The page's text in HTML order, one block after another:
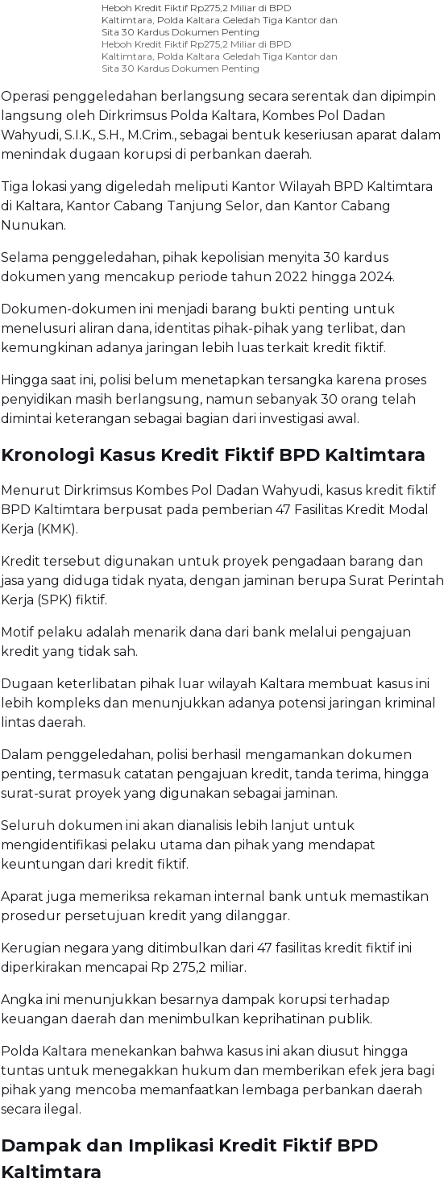
Heboh Kredit Fiktif Rp275,2 Miliar di BPD
Kaltimtara, Polda Kaltara Geledah Tiga Kantor dan
Sita 30 Kardus Dokumen Penting
Heboh Kredit Fiktif Rp275,2 Miliar di BPD
Kaltimtara, Polda Kaltara Geledah Tiga Kantor dan
Sita 30 Kardus Dokumen Penting
Operasi penggeledahan berlangsung secara serentak dan dipimpin
langsung oleh Dirkrimsus Polda Kaltara, Kombes Pol Dadan
Wahyudi, S.I.K., S.H., M.Crim., sebagai bentuk keseriusan aparat dalam
menindak dugaan korupsi di perbankan daerah.
Tiga lokasi yang digeledah meliputi Kantor Wilayah BPD Kaltimtara
di Kaltara, Kantor Cabang Tanjung Selor, dan Kantor Cabang
Nunukan.
Selama penggeledahan, pihak kepolisian menyita 30 kardus
dokumen yang mencakup periode tahun 2022 hingga 2024.
Dokumen-dokumen ini menjadi barang bukti penting untuk
menelusuri aliran dana, identitas pihak-pihak yang terlibat, dan
kemungkinan adanya jaringan lebih luas terkait kredit fiktif.
Hingga saat ini, polisi belum menetapkan tersangka karena proses
penyidikan masih berlangsung, namun sebanyak 30 orang telah
dimintai keterangan sebagai bagian dari investigasi awal.
Kronologi Kasus Kredit Fiktif BPD Kaltimtara
Menurut Dirkrimsus Kombes Pol Dadan Wahyudi, kasus kredit fiktif
BPD Kaltimtara berpusat pada pemberian 47 Fasilitas Kredit Modal
Kerja (KMK).
Kredit tersebut digunakan untuk proyek pengadaan barang dan
jasa yang diduga tidak nyata, dengan jaminan berupa Surat Perintah
Kerja (SPK) fiktif.
Motif pelaku adalah menarik dana dari bank melalui pengajuan
kredit yang tidak sah.
Dugaan keterlibatan pihak luar wilayah Kaltara membuat kasus ini
lebih kompleks dan menunjukkan adanya potensi jaringan kriminal
lintas daerah.
Dalam penggeledahan, polisi berhasil mengamankan dokumen
penting, termasuk catatan pengajuan kredit, tanda terima, hingga
surat-surat proyek yang digunakan sebagai jaminan.
Seluruh dokumen ini akan dianalisis lebih lanjut untuk
mengidentifikasi pelaku utama dan pihak yang mendapat
keuntungan dari kredit fiktif.
Aparat juga memeriksa rekaman internal bank untuk memastikan
prosedur persetujuan kredit yang dilanggar.
Kerugian negara yang ditimbulkan dari 47 fasilitas kredit fiktif ini
diperkirakan mencapai Rp 275,2 miliar.
Angka ini menunjukkan besarnya dampak korupsi terhadap
keuangan daerah dan menimbulkan keprihatinan publik.
Polda Kaltara menekankan bahwa kasus ini akan diusut hingga
tuntas untuk menegakkan hukum dan memberikan efek jera bagi
pihak yang mencoba memanfaatkan lembaga perbankan daerah
secara ilegal.
Dampak dan Implikasi Kredit Fiktif BPD
Kaltimtara